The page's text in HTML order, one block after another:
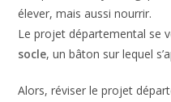
élever, mais aussi nourrir.
Le projet départemental se
socle, un bâton sur lequel
Alors, réviser le projet